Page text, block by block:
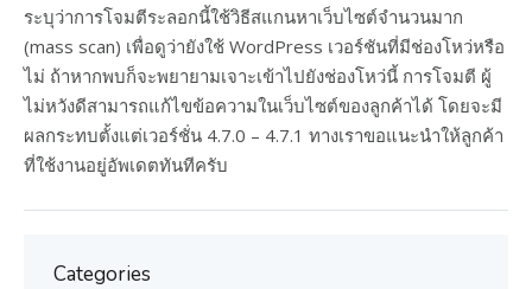
ระบุว่าการโจมตีระลอกนี้ใช้วิธีสแกนหาเว็บไซต์จำนวนมาก
(mass scan) เพื่อดูว่ายังใช้ WordPress เวอร์ชันที่มีช่องโหว่หรือ
ไม่ ถ้าหากพบก็จะพยายามเจาะเข้าไปยังช่องโหว่นี้ การโจมตี ผู้
ไม่หวังดีสามารถแก้ไขข้อความในเว็บไซต์ของลูกค้าได้ โดยจะมี
ผลกระทบตั้งแต่เวอร์ชั่น 4.7.0 – 4.7.1 ทางเราขอแนะนำให้ลูกค้า
ที่ใช้งานอยู่อัพเดตทันทีครับ
Categories